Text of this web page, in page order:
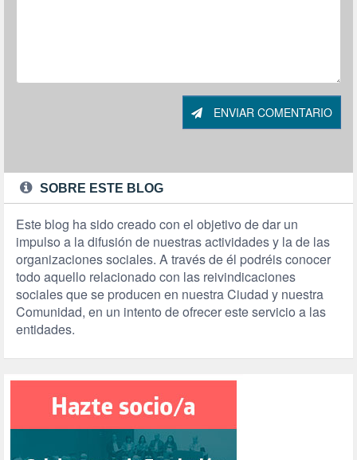
ENVIAR COMENTARIO
SOBRE ESTE BLOG
Este blog ha sido creado con el objetivo de dar un
impulso a la difusión de nuestras actividades y la de las
organizaciones sociales. A través de él podréis conocer
todo aquello relacionado con las reivindicaciones
sociales que se producen en nuestra Ciudad y nuestra
Comunidad, en un intento de ofrecer este servicio a las
entidades.